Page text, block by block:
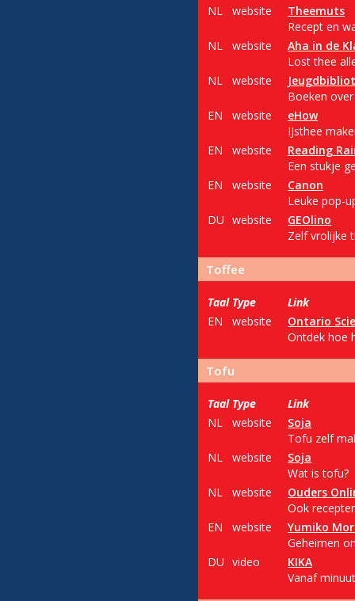
NL
website
Theemuts
Recept en
NL
website
Aha in de
Lost thee
NL
website
Boeken
EN
website
eHow
IJsthee
EN
website
Reading
Een stukje
EN
website
Canon
Leuke pop-
DU website
GEOlino
Zelf vrolijke
Toffee
Taal Type
Link
EN
website
Ontario
Ontdek hoe
Tofu
Taal Type
Link
NL
website
Soja
Tofu zelf
NL
website
Soja
Wat is tofu?
NL
website
Ouders
Ook
EN
website
Yumiko
Geheimen
DU video
KIKA
Vanaf